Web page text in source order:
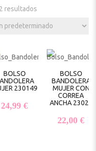
resultados
BOLSO
230149
24,99€
BOLSO
BANDOLERA
MUJER CON
CORREA
ANCHA 23024
22,00€